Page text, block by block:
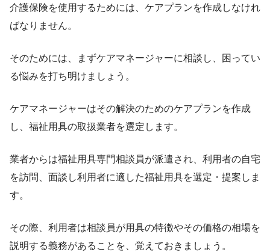
介護保険を使用するためには、ケアプランを作成しなけれ
ばなりません。
そのためには、まずケアマネージャーに相談し、困ってい
る悩みを打ち明けましょう。
ケアマネージャーはその解決のためのケアプランを作成
し、福祉用具の取扱業者を選定します。
業者からは福祉用具専門相談員が派遣され、利用者の自宅
を訪問、面談し利用者に適した福祉用具を選定・提案しま
す。
その際、利用者は相談員が用具の特徴やその価格の相場を
説明する義務があることを、覚えておきましょう。